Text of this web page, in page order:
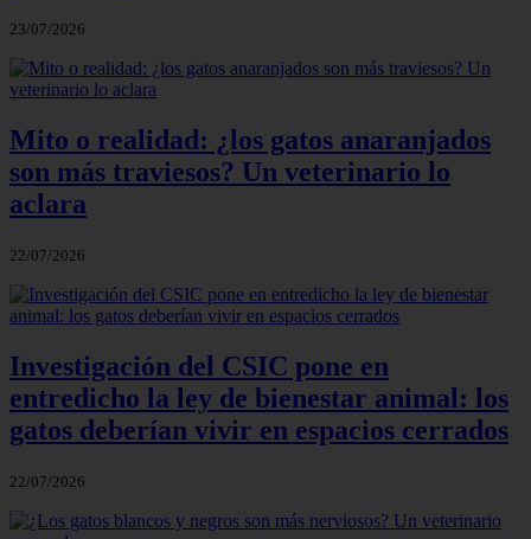
23/07/2026
Mito o realidad: ¿los gatos anaranjados
son más traviesos? Un veterinario lo
aclara
22/07/2026
Investigación del CSIC pone en
entredicho la ley de bienestar animal: los
gatos deberían vivir en espacios cerrados
22/07/2026